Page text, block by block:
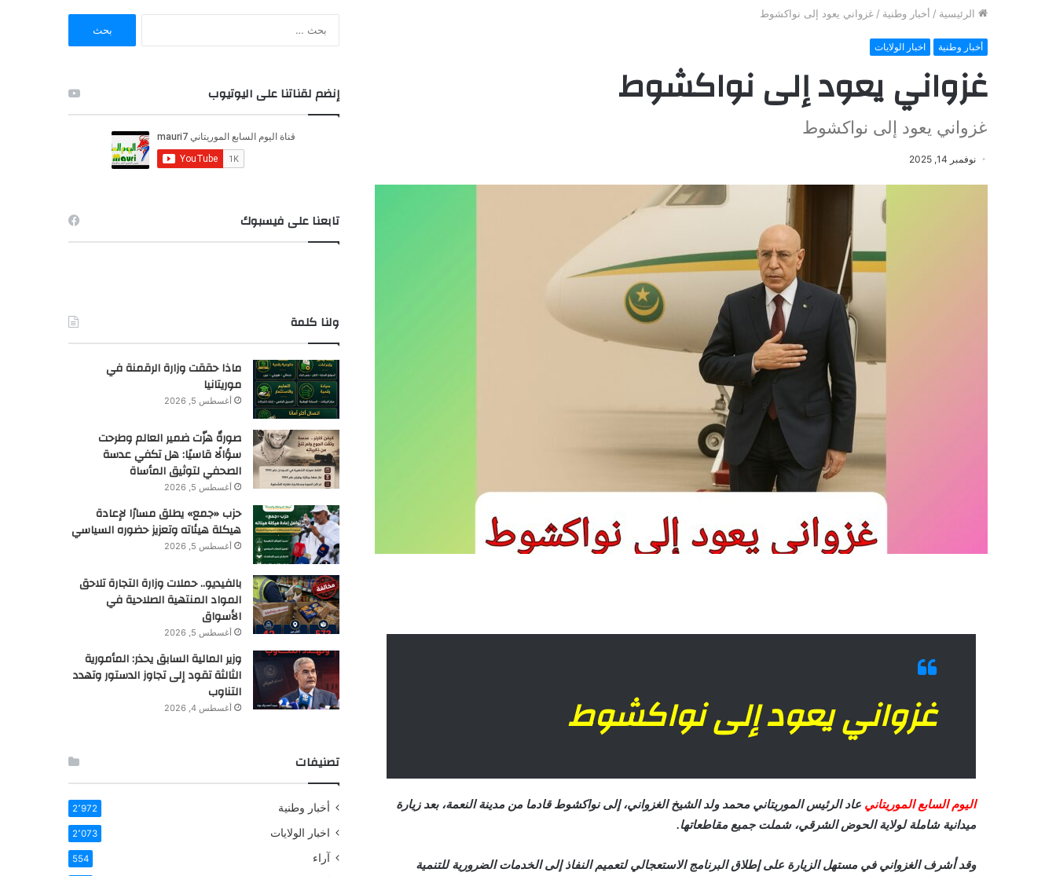
الرئيسية / أخبار وطنية / غزواني يعود إلى نواكشوط
أخبار وطنية اخبار الولايات
غزواني يعود إلى نواكشوط
غزواني يعود إلى نواكشوط
نوفمبر 14, 2025
غزواني يعود إلى نواكشوط
اليوم السابع الموريتاني عاد الرئيس الموريتاني محمد ولد الشيخ الغزواني، إلى نواكشوط قادما من مدينة النعمة، بعد زيارة
ميدانية شاملة لولاية الحوض الشرقي، شملت جميع مقاطعاتها.
وقد أشرف الغزواني في مستهل الزيارة على إطلاق البرنامج الاستعجالي لتعميم النفاذ إلى الخدمات الضرورية للتنمية
:
إنضم لقناتنا على اليوتيوب
تابعنا على فيسبوك
ولنا كلمة
ماذا حققت وزارة الرقمنة في
موريتانيا
أغسطس 5, 2026
صورةٌ هزّت ضمير العالم وطرحت
سؤالًا قاسيًا: هل تكفي عدسة
الصحفي لتوثيق المأساة
أغسطس 5, 2026
حزب «جمع» يطلق مسارًا لإعادة
هيكلة هيئاته وتعزيز حضوره السياسي
أغسطس 5, 2026
بالفيديو.. حملات وزارة التجارة تلاحق
المواد المنتهية الصلاحية في
الأسواق
أغسطس 5, 2026
وزير المالية السابق يحذر: المأمورية
الثالثة تقود إلى تجاوز الدستور وتهدد
التناوب
أغسطس 4, 2026
تصنيفات
أخبار وطنية 2٬972
اخبار الولايات 2٬073
آراء 554